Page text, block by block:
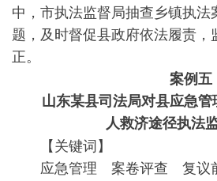
中，市执法监督局抽查乡镇执
题，及时督促县政府依法履责，
正。
案例五
山东某县司法局对县应急管
人救济途径执法
【关键词】
应急管理 案卷评查 复议